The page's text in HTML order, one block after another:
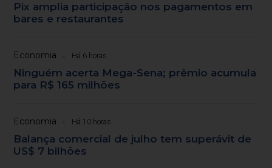
Pix amplia participação nos pagamentos em
bares e restaurantes
Economia Há 6 horas
Ninguém acerta Mega-Sena; prêmio acumula
para R$ 165 milhões
Economia Há 10 horas
Balança comercial de julho tem superávit de
US$ 7 bilhões